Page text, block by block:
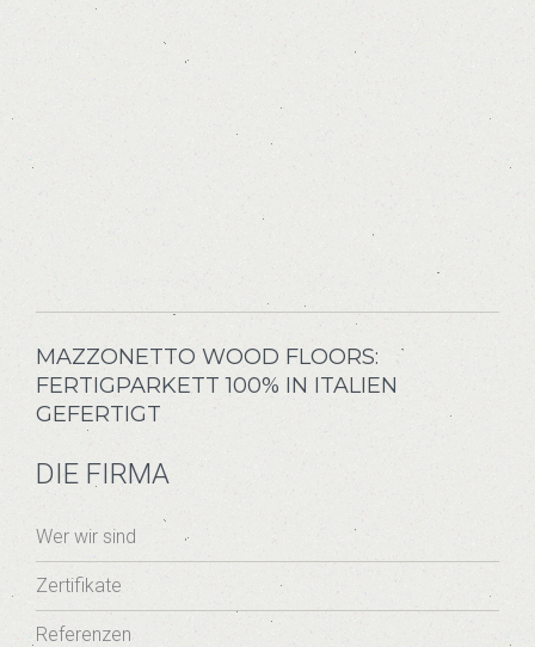
MAZZONETTO WOOD FLOORS:
FERTIGPARKETT 100% IN ITALIEN
GEFERTIGT
DIE FIRMA
Wer wir sind
Zertifikate
Referenzen